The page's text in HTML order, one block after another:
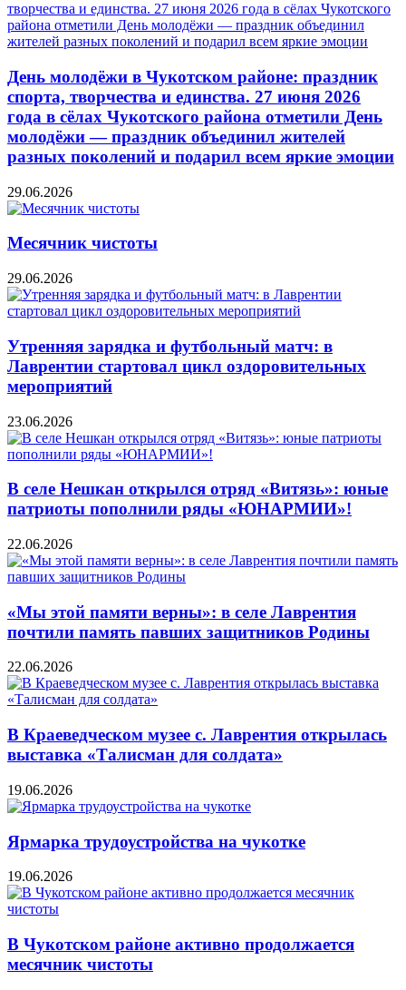
День молодёжи в Чукотском районе: праздник
спорта, творчества и единства. 27 июня 2026
года в сёлах Чукотского района отметили День
молодёжи — праздник объединил жителей
разных поколений и подарил всем яркие эмоции
29.06.2026
Месячник чистоты
29.06.2026
Утренняя зарядка и футбольный матч: в
Лаврентии стартовал цикл оздоровительных
мероприятий
23.06.2026
В селе Нешкан открылся отряд «Витязь»: юные
патриоты пополнили ряды «ЮНАРМИИ»!
22.06.2026
«Мы этой памяти верны»: в селе Лаврентия
почтили память павших защитников Родины
22.06.2026
В Краеведческом музее с. Лаврентия открылась
выставка «Талисман для солдата»
19.06.2026
Ярмарка трудоустройства на чукотке
19.06.2026
В Чукотском районе активно продолжается
месячник чистоты